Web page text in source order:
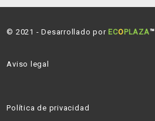
© 2021 - Desarrollado por ECOPLAZA™
Aviso legal
Política de privacidad